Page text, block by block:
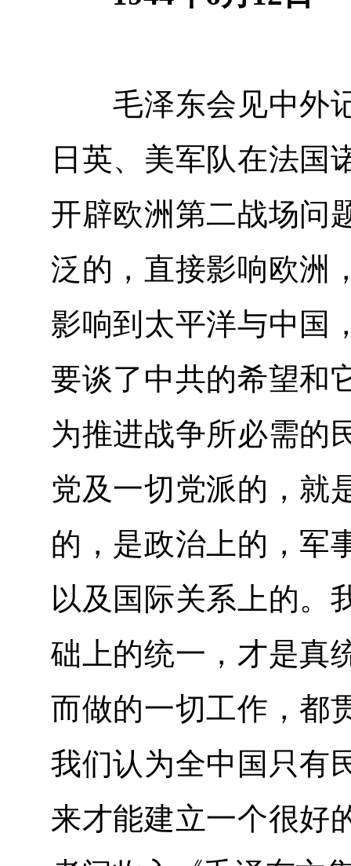
毛泽东会见中外记
日英、美军队在法国
开辟欧洲第二战场问
泛的，直接影响欧洲
影响到太平洋与中国
要谈了中共的希望和
为推进战争所必需的
党及一切党派的，就
的，是政治上的，军
以及国际关系上的。
础上的统一，才是真
而做的一切工作，都
我们认为全中国只有
来才能建立一个很好